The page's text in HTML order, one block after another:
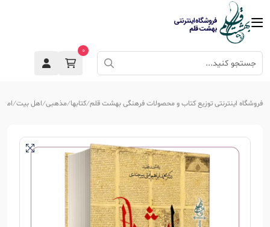
0
فروشگاه اینترنتی توزیع کتاب و محصولات فرهنگی بهشت قلم کتابها مذهبی اهل بیت